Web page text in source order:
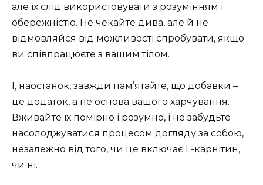
але їх слід використовувати з розумінням і
обережністю. Не чекайте дива, але й не
відмовляйся від можливості спробувати, якщо
ви співпрацюєте з вашим тілом.
І, наостанок, завжди пам’ятайте, що добавки –
це додаток, а не основа вашого харчування.
Вживайте їх помірно і розумно, і не забудьте
насолоджуватися процесом догляду за собою,
незалежно від того, чи це включає L-карнітин,
чи ні.